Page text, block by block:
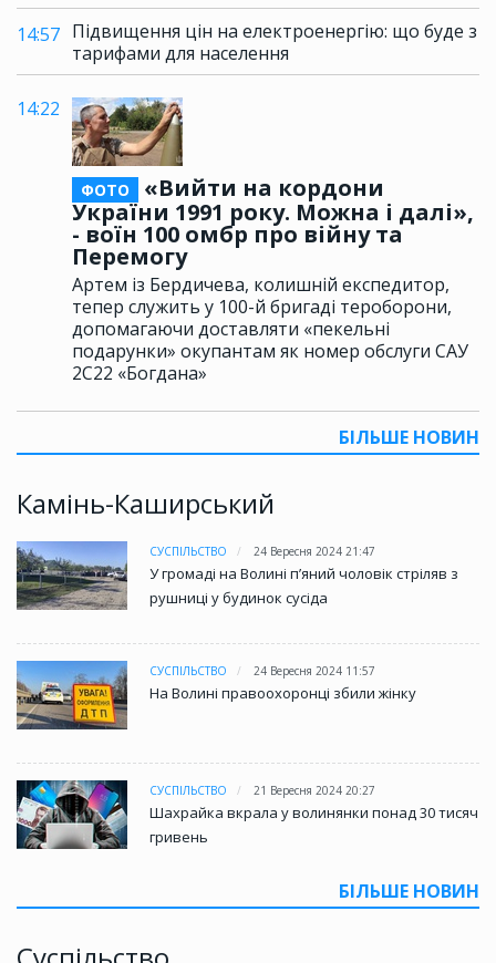
14:57 Підвищення цін на електроенергію: що буде з
тарифами для населення
14:22
ФОТО
«Вийти на кордони
України 1991 року. Можна і далі»,
- воїн 100 омбр про війну та
Перемогу
Артем із Бердичева, колишній експедитор,
тепер служить у 100-й бригаді тероборони,
допомагаючи доставляти «пекельні
подарунки» окупантам як номер обслуги САУ
2С22 «Богдана»
БІЛЬШЕ НОВИН
Камінь-Каширський
СУСПІЛЬСТВО 24 Вересня 2024 21:47
У громаді на Волині пʼяний чоловік стріляв з
рушниці у будинок сусіда
СУСПІЛЬСТВО 24 Вересня 2024 11:57
На Волині правоохоронці збили жінку
СУСПІЛЬСТВО 21 Вересня 2024 20:27
Шахрайка вкрала у волинянки понад 30 тисяч
гривень
БІЛЬШЕ НОВИН